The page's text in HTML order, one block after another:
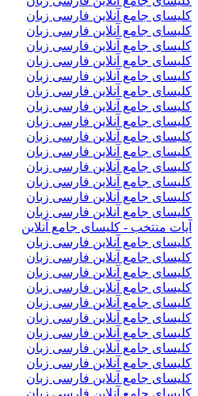
کلیسای جامع آنلاین فارسی زبان
کلیسای جامع آنلاین فارسی زبان
کلیسای جامع آنلاین فارسی زبان
کلیسای جامع آنلاین فارسی زبان
کلیسای جامع آنلاین فارسی زبان
کلیسای جامع آنلاین فارسی زبان
کلیسای جامع آنلاین فارسی زبان
کلیسای جامع آنلاین فارسی زبان
کلیسای جامع آنلاین فارسی زبان
کلیسای جامع آنلاین فارسی زبان
کلیسای جامع آنلاین فارسی زبان
کلیسای جامع آنلاین فارسی زبان
کلیسای جامع آنلاین فارسی زبان
کلیسای جامع آنلاین فارسی زبان
آیات منتخب - کلیسای جامع آنلاین
کلیسای جامع آنلاین فارسی زبان
کلیسای جامع آنلاین فارسی زبان
کلیسای جامع آنلاین فارسی زبان
کلیسای جامع آنلاین فارسی زبان
کلیسای جامع آنلاین فارسی زبان
کلیسای جامع آنلاین فارسی زبان
کلیسای جامع آنلاین فارسی زبان
کلیسای جامع آنلاین فارسی زبان
کلیسای جامع آنلاین فارسی زبان
کلیسای جامع آنلاین فارسی زبان
کلیسای جامع آنلاین فارسی زبان